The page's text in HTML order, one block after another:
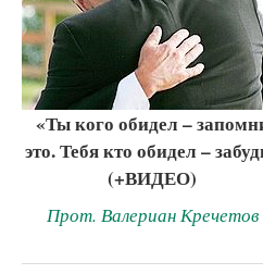
«Ты кого обидел –
это. Тебя кто обидел –
(+ВИДЕО)
Прот. Валериан Кречетов